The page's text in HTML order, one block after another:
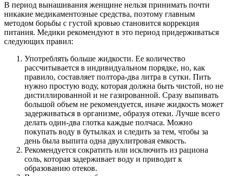
В период вынашивания женщине нельзя принимать почти
никакие медикаментозные средства, поэтому главным
методом борьбы с густой кровью становится коррекция
питания. Медики рекомендуют в это период придерживаться
следующих правил:
Употреблять больше жидкости. Ее количество
рассчитывается в индивидуальном порядке, но, как
правило, составляет полтора-два литра в сутки. Пить
нужно простую воду, которая должна быть чистой, но не
дистиллированной и не газированной. Сразу выпивать
большой объем не рекомендуется, иначе жидкость может
задерживаться в организме, образуя отеки. Лучше всего
делать один-два глотка каждые полчаса. Можно
покупать воду в бутылках и следить за тем, чтобы за
день была выпита одна двухлитровая емкость.
Рекомендуется сократить или исключить из рациона
соль, которая задерживает воду и приводит к
образованию отеков.